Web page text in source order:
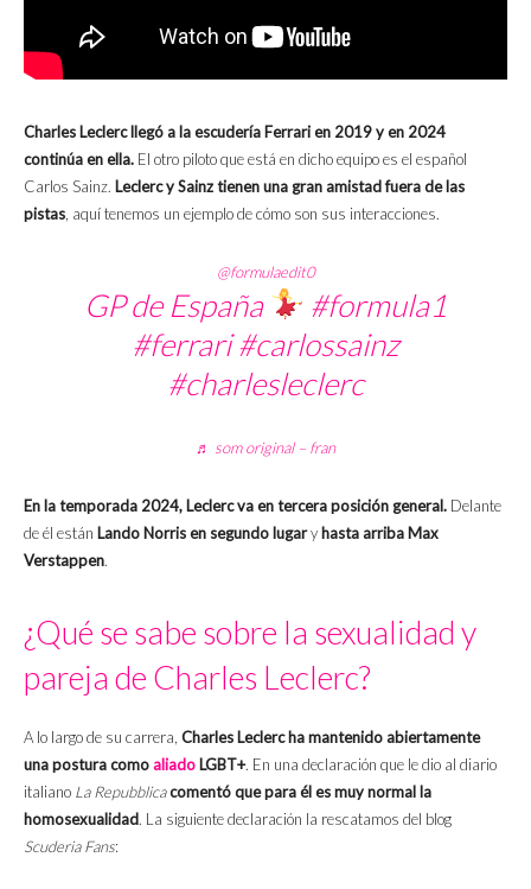
Charles Leclerc llegó a la escudería Ferrari en 2019 y en 2024
continúa en ella. El otro piloto que está en dicho equipo es el español
Carlos Sainz. Leclerc y Sainz tienen una gran amistad fuera de las
pistas , aquí tenemos un ejemplo de cómo son sus interacciones.
@formulaedit0
GP de España
#formula1
#ferrari #carlossainz
#charlesleclerc
♬ som original – fran
En la temporada 2024, Leclerc va en tercera posición general. Delante
de él están Lando Norris en segundo lugary hasta arriba Max
Verstappen.
¿Qué se sabe sobre la sexualidad y
pareja de Charles Leclerc?
A lo largo de su carrera, Charles Leclerc ha mantenido abiertamente
una postura como aliado LGBT+. En una declaración que le dio al diario
italiano La Repubblicacomentó que para él es muy normal la
homosexualidad. La siguiente declaración la rescatamos del blog
Scuderia Fans: